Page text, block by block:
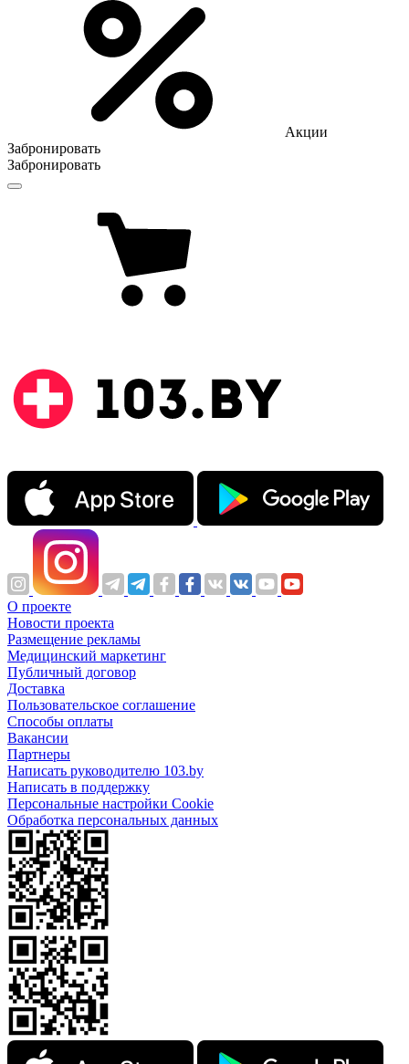
Акции
Забронировать
Забронировать
О проекте
Новости проекта
Размещение рекламы
Медицинский маркетинг
Публичный договор
Доставка
Пользовательское соглашение
Способы оплаты
Вакансии
Партнеры
Написать руководителю 103.by
Написать в поддержку
Персональные настройки Cookie
Обработка персональных данных